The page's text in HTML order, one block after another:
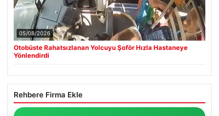
05/08/2026
Otobüste Rahatsızlanan Yolcuyu Şoför Hızla Hastaneye
Yönlendirdi
Rehbere Firma Ekle